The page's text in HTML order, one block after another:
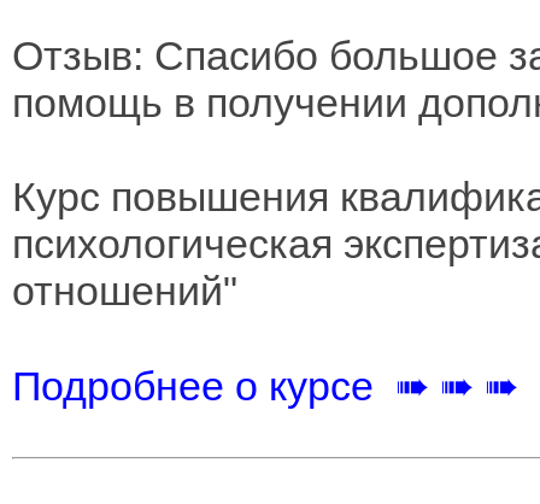
Отзыв: Спасибо большое
помощь в получении
Курс повышения
психологическая
отношений"
Подробнее о курсе ➠ ➠ ➠